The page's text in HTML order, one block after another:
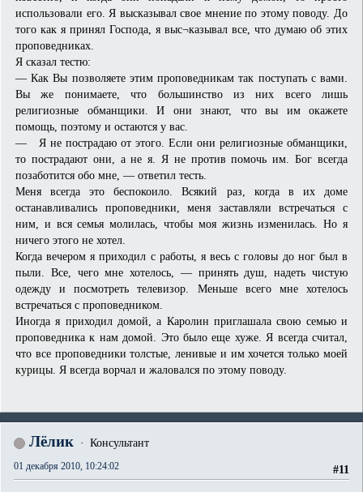
использовали его. Я высказывал свое мнение по этому поводу. До
того как я принял Господа, я выс¬казывал все, что думаю об этих
проповедниках.
Я сказал тестю:
— Как Вы позволяете этим проповедникам так поступать с вами.
Вы же понимаете, что большинство из них всего лишь
религиозные обманщики. И они знают, что вы им окажете
помощь, поэтому и остаются у вас.
— Я не пострадаю от этого. Если они религиозные обманщики,
то пострадают они, а не я. Я не против помочь им. Бог всегда
позаботится обо мне, — ответил тесть.
Меня всегда это беспокоило. Всякий раз, когда в их доме
останавливались проповедники, меня заставляли встречаться с
ним, и вся семья молилась, чтобы моя жизнь изменилась. Но я
ничего этого не хотел.
Когда вечером я приходил с работы, я весь с головы до ног был в
пыли. Все, чего мне хотелось, — принять душ, надеть чистую
одежду и посмотреть телевизор. Меньше всего мне хотелось
встречаться с проповедником.
Иногда я приходил домой, а Каролин приглашала свою семью и
проповедника к нам домой. Это было еще хуже. Я всегда считал,
что все проповедники толстые, ленивые и им хочется только моей
курицы. Я всегда ворчал и жаловался по этому поводу.
Лёлик Консультант
#11
01 декабря 2010, 10:24:02